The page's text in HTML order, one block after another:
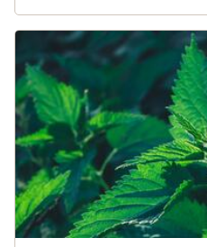
ohne Raupen gibt es
Schmetterlinge!
Die Brennnessel –